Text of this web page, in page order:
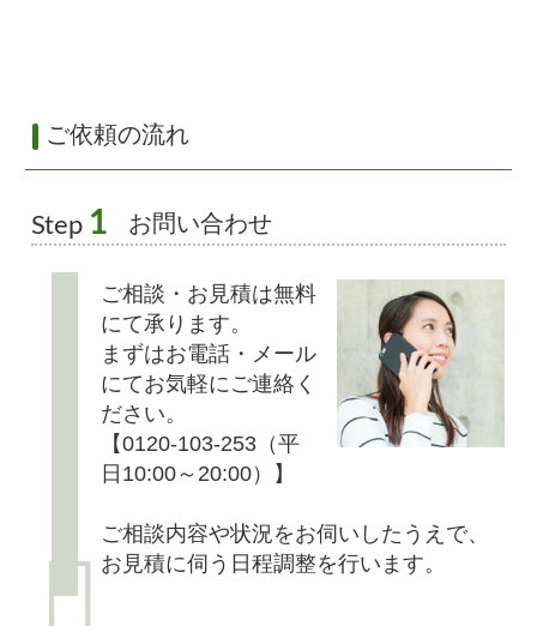
ご依頼の流れ
Step 1 お問い合わせ
ご相談・お見積は無料
にて承ります。
まずはお電話・メール
にてお気軽にご連絡く
ださい。
【0120-103-253（平
日10:00～20:00）】
ご相談内容や状況をお伺いしたうえで、
お見積に伺う日程調整を行います。